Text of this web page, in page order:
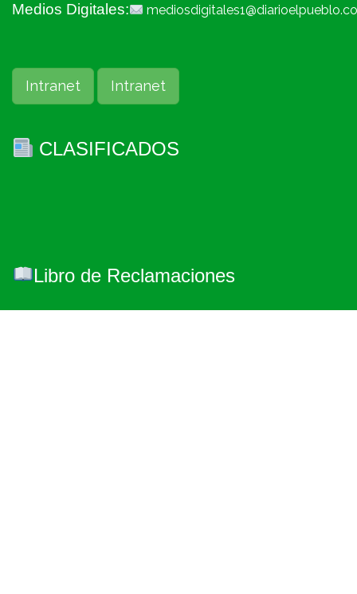
Medios Digitales:
Intranet Intranet
CLASIFICADOS
Libro de Reclamaciones